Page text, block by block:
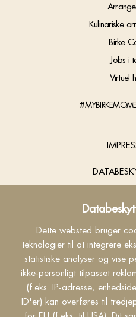
Dette websted bruger
teknologier til at integrere
statistiske analyser og vise
ikke-personligt tilpasset
(f.eks. IP-adresse,
ID'er) kan overføres til
Kulinariske
Birke
Jobs i
Virtuel
made by